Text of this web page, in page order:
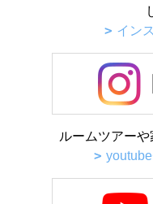
イン
ルームツアー